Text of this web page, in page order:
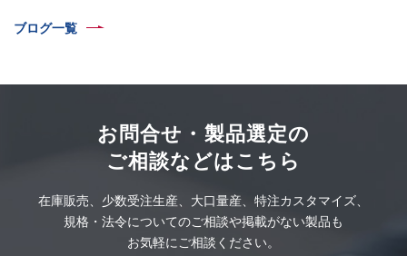
ブログ一覧
お問合せ・製品選定の
ご相談などはこちら
在庫販売、 少数受注生産、 大口量産、 特注カスタマイズ、
規格・法令についてのご相談や掲載がない製品も
お気軽にご相談ください。